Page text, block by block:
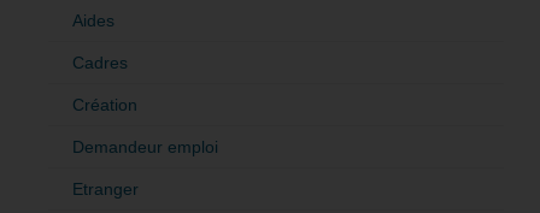
Aides
Cadres
Création
Demandeur emploi
Etranger